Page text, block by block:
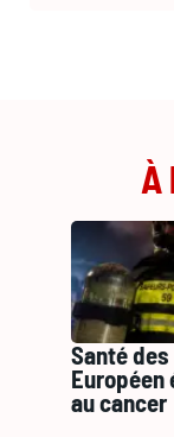
À
Santé
au cancer